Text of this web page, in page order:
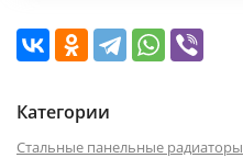
Категории
Стальные панельные радиаторы